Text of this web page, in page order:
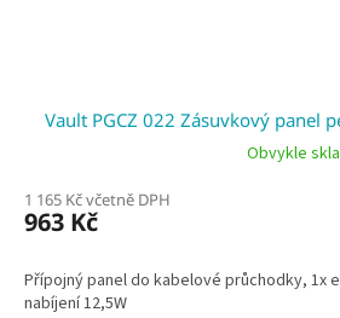
Vault PGCZ 022 Zásuvkový panel
Obvykle
1 165 Kč včetně DPH
963 Kč
Přípojný panel do kabelové průchodky, 1x
nabíjení 12,5W